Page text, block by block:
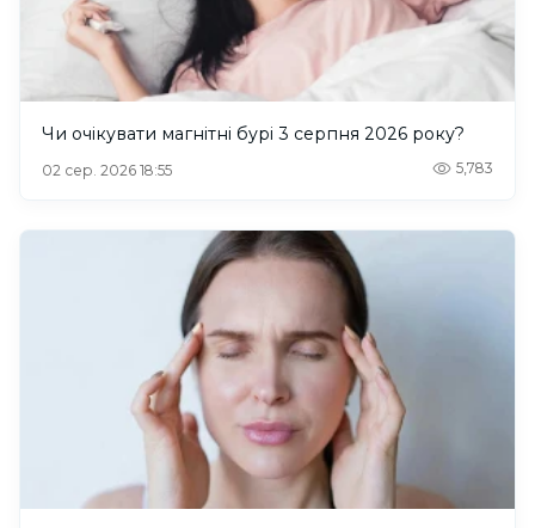
Чи очікувати магнітні бурі 3 серпня 2026 року?
02 сер. 2026 18:55 5,783